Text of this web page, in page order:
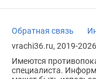
Обратная связь
vrachi36.ru, 2019-2026
Имеются
специалиста.